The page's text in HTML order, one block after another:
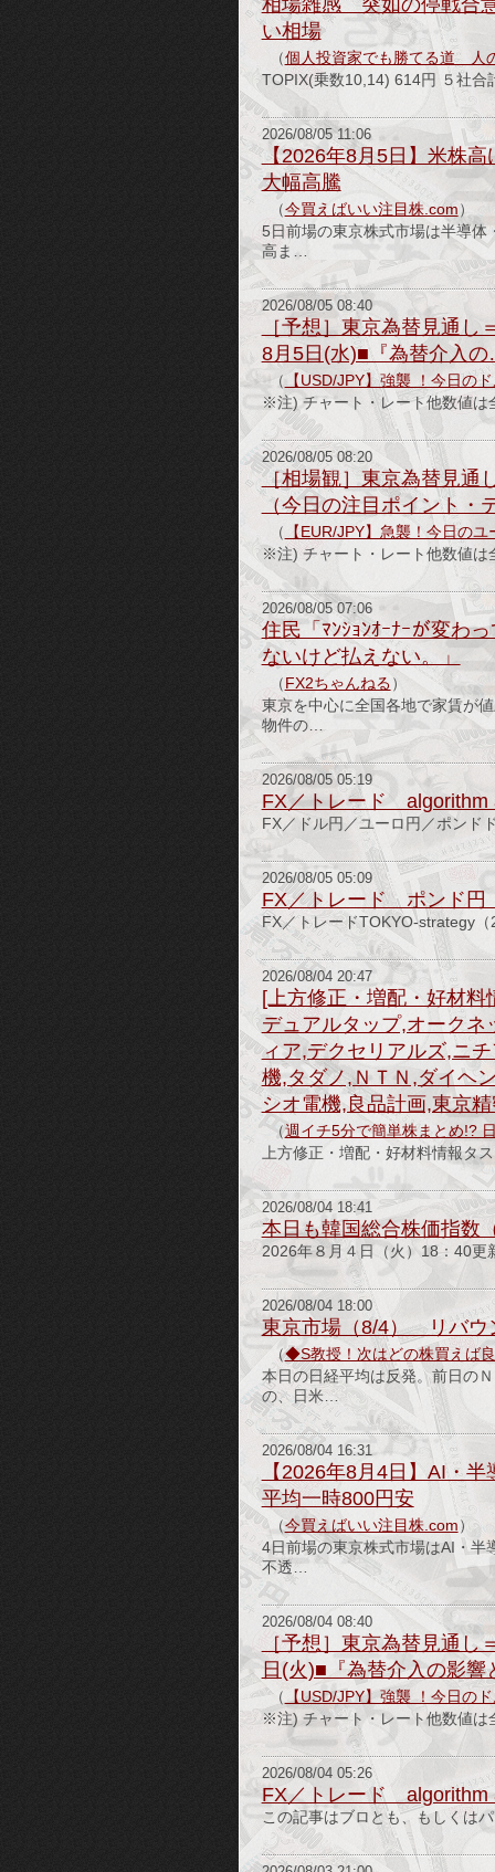
相場雑感 突如の停戦合
い相場
（個人投資家でも勝てる道 人
TOPIX(乗数10,14) 614円 ５社
2026/08/05 11:06
【2026年8月5日】米株
大幅高騰
（今買えばいい注目株.com）
5日前場の東京株式市場は半導体
高ま…
2026/08/05 08:40
［予想］東京為替見通
8月5日(水)■『為替介入
（ 【USD/JPY】強襲 ！今日の
※注) チャート・レート他数値
2026/08/05 08:20
［相場観］東京為替見通
（今日の注目ポイント
（ 【EUR/JPY】急襲！今日の
※注) チャート・レート他数値
2026/08/05 07:06
住民「ﾏﾝｼｮﾝｵｰﾅｰが変わ
ないけど払えない。」
（FX2ちゃんねる）
東京を中心に全国各地で家賃が
物件の…
2026/08/05 05:19
FX／トレード algorithm
FX／ドル円／ユーロ円／ポンド
2026/08/05 05:09
FX／トレード ポンド円
FX／トレードTOKYO-strategy
2026/08/04 20:47
[上方修正・増配・好材
デュアルタップ,オーク
ィア,デクセリアルズ,ニ
機,タダノ,ＮＴＮ,ダイヘ
シオ電機,良品計画,東京
（週イチ5分で簡単株まとめ!?
上方修正・増配・好材料情報タ
2026/08/04 18:41
本日も韓国総合株価指数
2026年８月４日（火）18：40
2026/08/04 18:00
東京市場（8/4） リバウ
（◆S教授！次はどの株買えば
本日の日経平均は反発。前日の
の、日米…
2026/08/04 16:31
【2026年8月4日】AI・
平均一時800円安
（今買えばいい注目株.com）
4日前場の東京株式市場はAI・半
不透…
2026/08/04 08:40
［予想］東京為替見通
日(火)■『為替介入の影
（ 【USD/JPY】強襲 ！今日の
※注) チャート・レート他数値
2026/08/04 05:26
FX／トレード algorithm
この記事はブロとも、もしくは